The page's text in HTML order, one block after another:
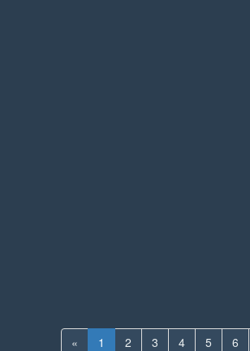
« 1 2 3 4 5 6